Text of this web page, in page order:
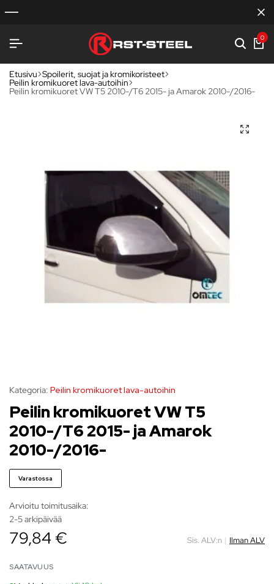
0
Etusivu Spoilerit, suojat ja kromikoristeet
Peilin kromikuoret lava-autoihin
Peilin kromikuoret VW T5 2010-/T6 2015- ja Amarok 2010-/2016-
Kategoria: Peilin kromikuoret lava-autoihin
Peilin kromikuoret VW T5
2010-/T6 2015- ja Amarok
2010-/2016-
Varastossa
Arvioitu toimitusaika:
2-5 arkipäivää
79,84 € Sis. ALV:n | Ilman ALV
SAATAVUUS